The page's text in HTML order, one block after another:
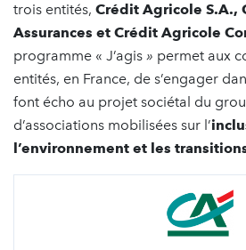
trois entités, Crédit Agricole S.A.,
Assurances et Crédit Agricole
programme « J’agis » permet aux
entités, en France, de s’engager
font écho au projet sociétal du
d’associations mobilisées sur l’
l’environnement et les